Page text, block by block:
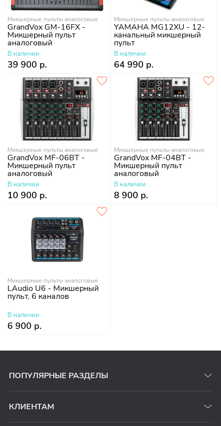
Микшерные пульты аналоговые
GrandVox GM-16FX -
Микшерный пульт
аналоговый
В наличии
39 900 р.
Микшерные пульты аналоговые
YAMAHA MG12XU - 12-
канальный микшерный
пульт
В наличии
64 990 р.
Микшерные пульты аналоговые
GrandVox MF-06BT -
Микшерный пульт
аналоговый
В наличии
10 900 р.
Микшерные пульты аналоговые
GrandVox MF-04BT -
Микшерный пульт
аналоговый
В наличии
8 900 р.
Микшерные пульты аналоговые
LAudio U6 - Микшерный
пульт, 6 каналов
В наличии
6 900 р.
ПОПУЛЯРНЫЕ РАЗДЕЛЫ
КЛИЕНТАМ